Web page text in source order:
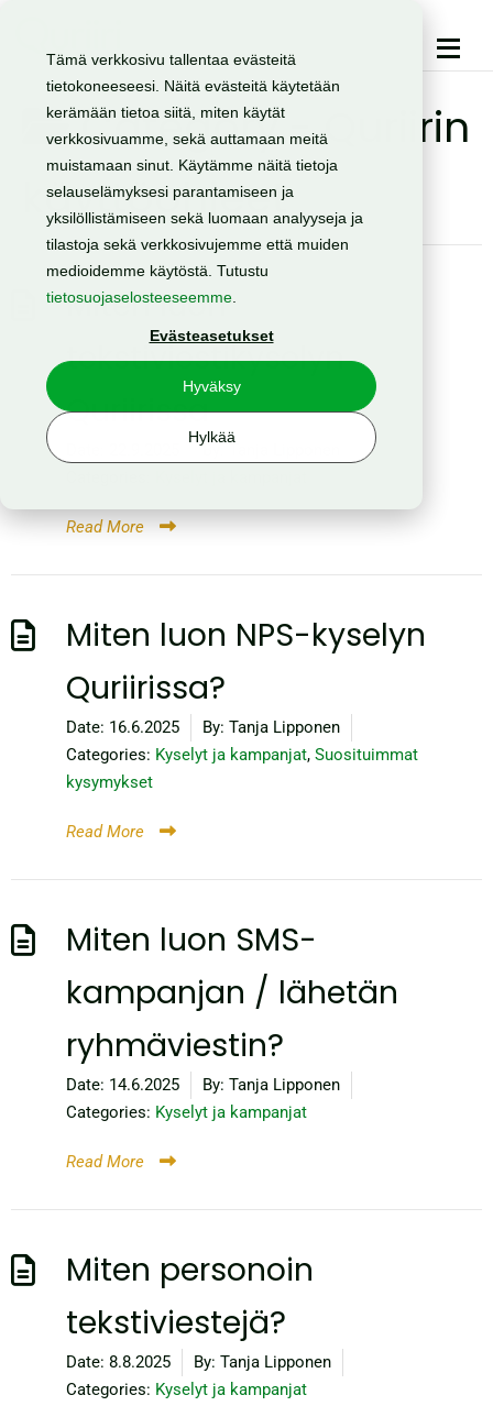
Tämä verkkosivu tallentaa evästeitä
tietokoneeseesi. Näitä evästeitä käytetään
kerämään tietoa siitä, miten käytät
verkkosivuamme, sekä auttamaan meitä
muistamaan sinut. Käytämme näitä tietoja
selauselämyksesi parantamiseen ja
yksilöllistämiseen sekä luomaan analyyseja ja
tilastoja sekä verkkosivujemme että muiden
medioidemme käytöstä. Tutustu
tietosuojaselosteeseemme
Evästeasetukset
Hyväksy
Hylkää
Category - Quriirin
käyttöohjeet
Miten luon
tekstiviestikyselyn
Quriirissa
By:
Read More
Miten luon NPS-kyselyn
Quriirissa?
Date: 16.6.2025 By: Tanja Lipponen
Categories: Kyselyt ja kampanjat, Suosituimmat
kysymykset
Read More
Miten luon SMS-
kampanjan / lähetän
ryhmäviestin?
Date: 14.6.2025 By: Tanja Lipponen
Categories: Kyselyt ja kampanjat
Read More
Miten personoin
tekstiviestejä?
Date: 8.8.2025 By: Tanja Lipponen
Categories: Kyselyt ja kampanjat